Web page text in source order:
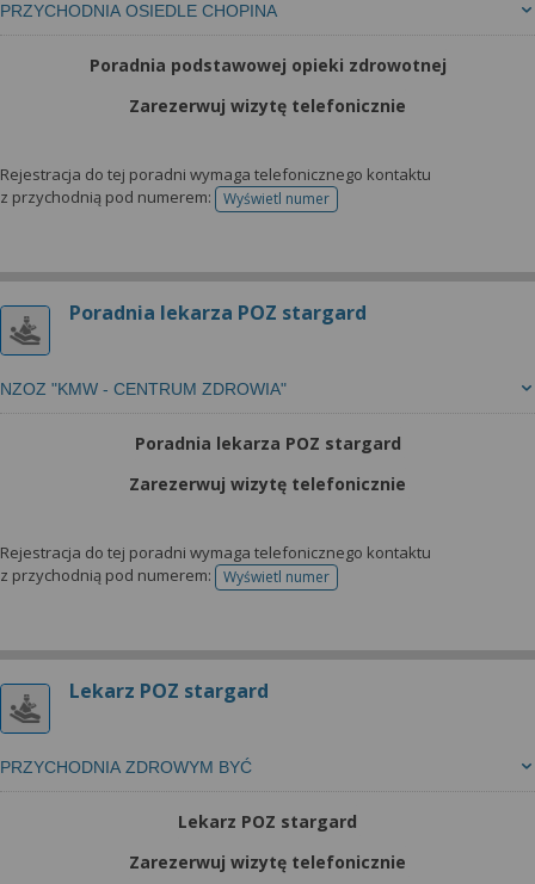
PRZYCHODNIA OSIEDLE CHOPINA
Poradnia podstawowej opieki zdrowotnej
Zarezerwuj wizytę telefonicznie
Rejestracja do tej poradni wymaga telefonicznego kontaktu
z przychodnią pod numerem:
Wyświetl numertelefonu do rejestracji
Poradnia lekarza POZ stargard
NZOZ "KMW - CENTRUM ZDROWIA"
Poradnia lekarza POZ stargard
Zarezerwuj wizytę telefonicznie
Rejestracja do tej poradni wymaga telefonicznego kontaktu
z przychodnią pod numerem:
Wyświetl numertelefonu do rejestracji
Lekarz POZ stargard
PRZYCHODNIA ZDROWYM BYĆ
Lekarz POZ stargard
Zarezerwuj wizytę telefonicznie